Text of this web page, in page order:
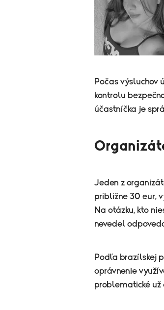
Počas výsluchov
kontrolu
účastníčka je
Jeden z
približne 30 eur,
Na otázku, kto
nevedel
Podľa brazílskej
oprávnenie
problematické už